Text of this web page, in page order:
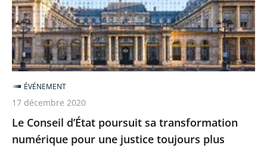
transformation
numérique
pour
une
justice
toujours
plus
accessible
et
Le Conseil d’État poursuit sa transformation
numérique pour une justice toujours plus
ÉVÉNEMENT
17 décembre 2020